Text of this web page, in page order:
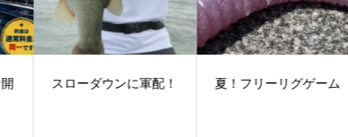
スローダウンに軍配！ 夏！フリーリグゲーム